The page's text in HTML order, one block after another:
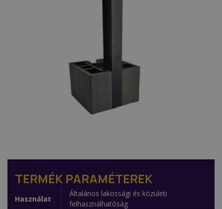
TERMÉK PARAMÉTEREK
Használat
Általános lakossági és közületi
felhasználhatóság